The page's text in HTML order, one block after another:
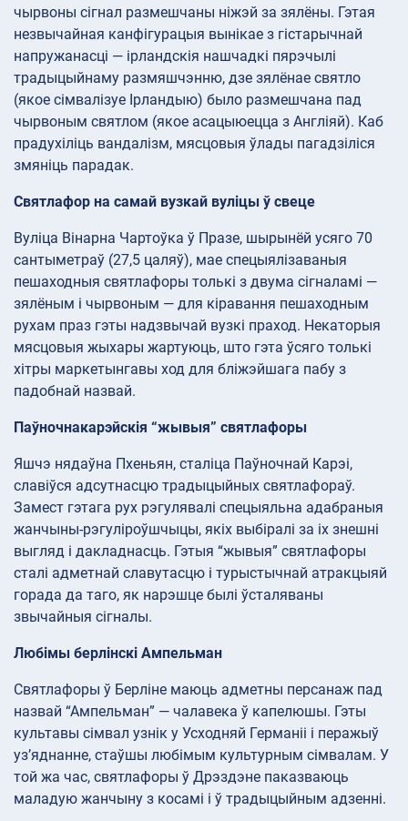
чырвоны сігнал размешчаны ніжэй за зялёны. Гэтая
незвычайная канфігурацыя вынікае з гістарычнай
напружанасці — ірландскія нашчадкі пярэчылі
традыцыйнаму размяшчэнню, дзе зялёнае святло
(якое сімвалізуе Ірландыю) было размешчана пад
чырвоным святлом (якое асацыюецца з Англіяй). Каб
прадухіліць вандалізм, мясцовыя ўлады пагадзіліся
змяніць парадак.
Святлафор на самай вузкай вуліцы ў свеце
Вуліца Вінарна Чартоўка ў Празе, шырынёй усяго 70
сантыметраў (27,5 цаляў), мае спецыялізаваныя
пешаходныя святлафоры толькі з двума сігналамі —
зялёным і чырвоным — для кіравання пешаходным
рухам праз гэты надзвычай вузкі праход. Некаторыя
мясцовыя жыхары жартуюць, што гэта ўсяго толькі
хітры маркетынгавы ход для бліжэйшага пабу з
падобнай назвай.
Паўночнакарэйскія “жывыя” святлафоры
Яшчэ нядаўна Пхеньян, сталіца Паўночнай Карэі,
славіўся адсутнасцю традыцыйных святлафораў.
Замест гэтага рух рэгулявалі спецыяльна адабраныя
жанчыны-рэгуліроўшчыцы, якіх выбіралі за іх знешні
выгляд і дакладнасць. Гэтыя “жывыя” святлафоры
сталі адметнай славутасцю і турыстычнай атракцыяй
горада да таго, як нарэшце былі ўсталяваны
звычайныя сігналы.
Любімы берлінскі Ампельман
Святлафоры ў Берліне маюць адметны персанаж пад
назвай “Ампельман” — чалавека ў капелюшы. Гэты
культавы сімвал узнік у Усходняй Германіі і перажыў
уз’яднанне, стаўшы любімым культурным сімвалам. У
той жа час, святлафоры ў Дрэздэне паказваюць
маладую жанчыну з косамі і ў традыцыйным адзенні.